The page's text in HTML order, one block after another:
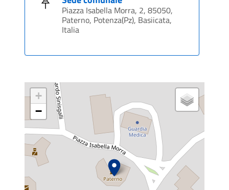
Piazza Isabella Morra, 2, 85050,
Paterno, Potenza(Pz), Basiicata,
Italia
+
−